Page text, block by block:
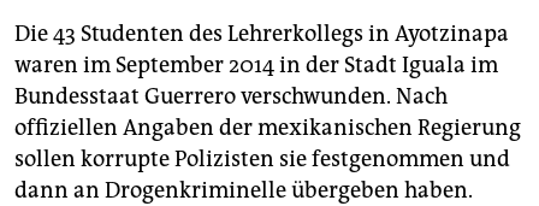
Die 43 Studenten des Lehrerkollegs in Ayotzinapa
waren im September 2014 in der Stadt Iguala im
Bundesstaat Guerrero verschwunden. Nach
offiziellen Angaben der mexikanischen Regierung
sollen korrupte Polizisten sie festgenommen und
dann an Drogenkriminelle übergeben haben.